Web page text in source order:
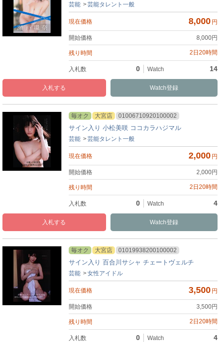
Watch
入札
8,000 円
8,000円
0 14
2日20時間
芸能 芸能タレント一般
毎オク 大宮店 01006710920100002
サイン入り 小松美咲 ココカラハジマル
Watch
入札
2,000 円
2,000円
0 4
2日20時間
芸能 芸能タレント一般
毎オク 大宮店 01019938200100002
サイン入り 百合川サシャ チェートヴェルチ
3,500 円
3,500円
0 4
2日20時間
芸能 女性アイドル